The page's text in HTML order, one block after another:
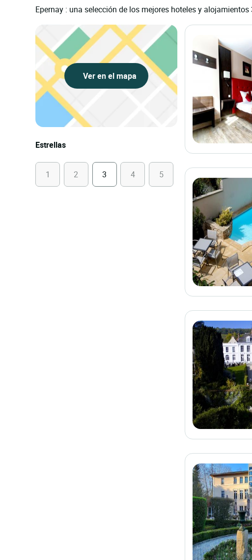
Epernay : una selección de los mejores hoteles y alojamientos
Ver en el mapa
Estrellas
1 2 3 4 5